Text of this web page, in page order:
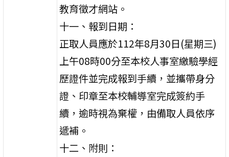
教育徵才網站。
十一、報到日期：
正取人員應於112年8月30日(星期三)
上午08時00分至本校人事室繳驗學經
歷證件並完成報到手續，並攜帶身分
證、印章至本校輔導室完成簽約手
續，逾時視為棄權，由備取人員依序
遞補。
十二、附則：